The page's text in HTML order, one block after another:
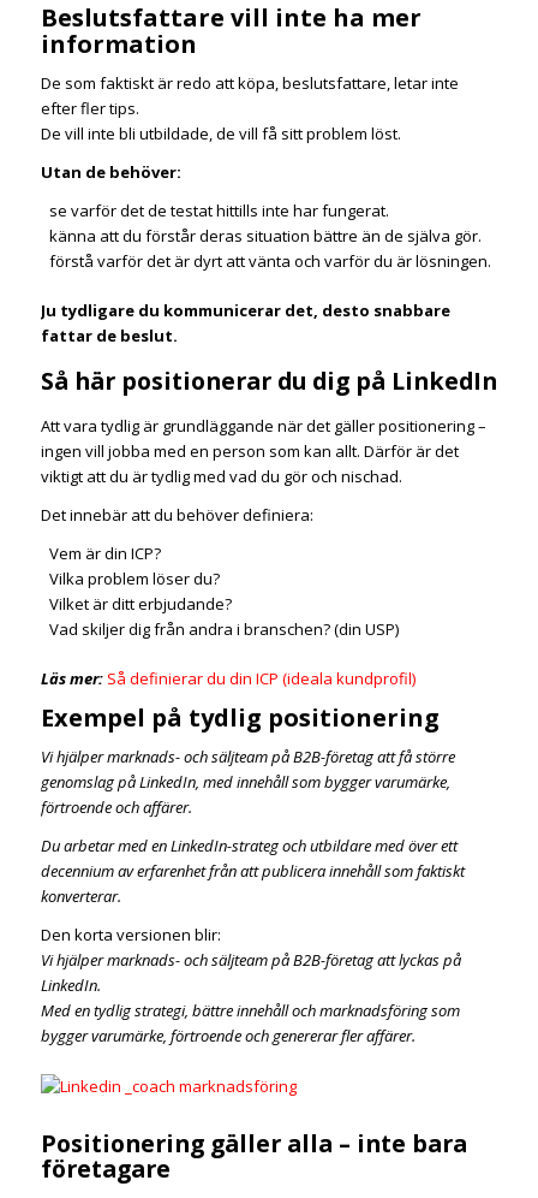
Beslutsfattare vill inte ha mer
information
De som faktiskt är redo att köpa, beslutsfattare, letar inte
efter fler tips.
De vill inte bli utbildade, de vill få sitt problem löst.
Utan de behöver:
se varför det de testat hittills inte har fungerat.
känna att du förstår deras situation bättre än de själva gör.
förstå varför det är dyrt att vänta och varför du är lösningen.
Ju tydligare du kommunicerar det, desto snabbare
fattar de beslut.
Så här positionerar du dig på LinkedIn
Att vara tydlig är grundläggande när det gäller positionering –
ingen vill jobba med en person som kan allt. Därför är det
viktigt att du är tydlig med vad du gör och nischad.
Det innebär att du behöver definiera:
Vem är din ICP?
Vilka problem löser du?
Vilket är ditt erbjudande?
Vad skiljer dig från andra i branschen? (din USP)
Läs mer: Så definierar du din ICP (ideala kundprofil)
Exempel på tydlig positionering
Vi hjälper marknads- och säljteam på B2B-företag att få större
genomslag på LinkedIn, med innehåll som bygger varumärke,
förtroende och affärer.
Du arbetar med en LinkedIn-strateg och utbildare med över ett
decennium av erfarenhet från att publicera innehåll som faktiskt
konverterar.
Den korta versionen blir:
Vi hjälper marknads- och säljteam på B2B-företag att lyckas på
LinkedIn.
Med en tydlig strategi, bättre innehåll och marknadsföring som
bygger varumärke, förtroende och genererar fler affärer.
Positionering gäller alla – inte bara
företagare